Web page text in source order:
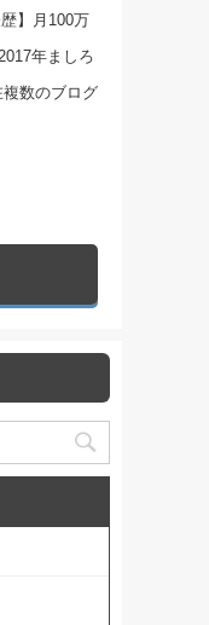
】月100万
年ましろ
数のブログ